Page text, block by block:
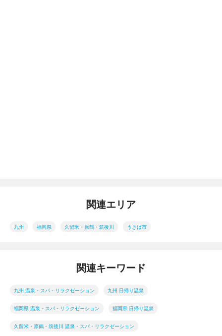
関連エリア
九州 福岡県 久留米・原鶴・筑後川 うきは市
関連キーワード
九州 温泉・スパ・リラクゼーション 九州 日帰り温泉
福岡県 温泉・スパ・リラクゼーション 福岡県 日帰り温泉
久留米・原鶴・筑後川 温泉・スパ・リラクゼーション